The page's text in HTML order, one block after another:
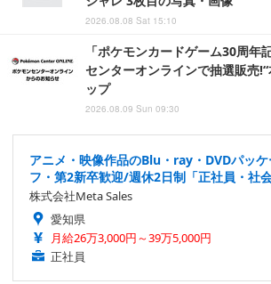
2026.08.08 Sat 15:10
「ポケモンカードゲーム30周年
センターオンラインで抽選販売
ップ
2026.08.09 Sun 09:30
アニメ・映像作品のBlu・ray・DVDパッ
フ・第2新卒歓迎/週休2日制「正社員・社
株式会社Meta Sales
愛知県
月給26万3,000円～39万5,000円
正社員